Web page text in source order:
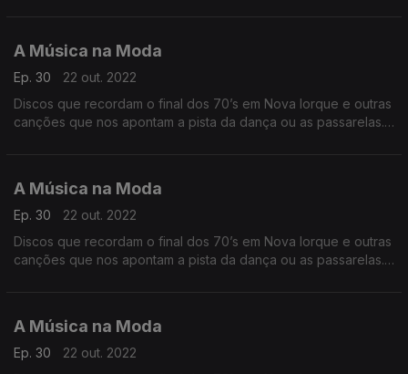
A Música na Moda
Ep. 30
22 out. 2022
Discos que recordam o final dos 70’s em Nova Iorque e outras
canções que nos apontam a pista da dança ou as passarelas.
A Música na Moda
Ep. 30
22 out. 2022
Discos que recordam o final dos 70’s em Nova Iorque e outras
canções que nos apontam a pista da dança ou as passarelas.
A Música na Moda
Ep. 30
22 out. 2022